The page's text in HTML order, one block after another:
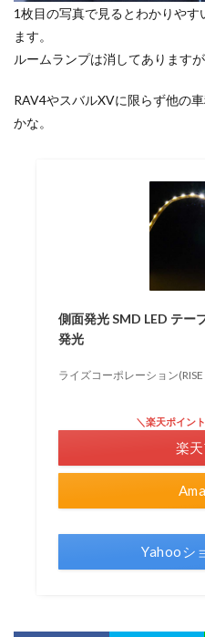
1枚目の写真で見るとわかりや
ます。
ルームランプは消してあります
RAV4やスバルXVに限らず他の
かな。
側面発光 SMD LED テー
発光
ライズコーポレーション
＼楽天ポイン
楽
Yahooシ